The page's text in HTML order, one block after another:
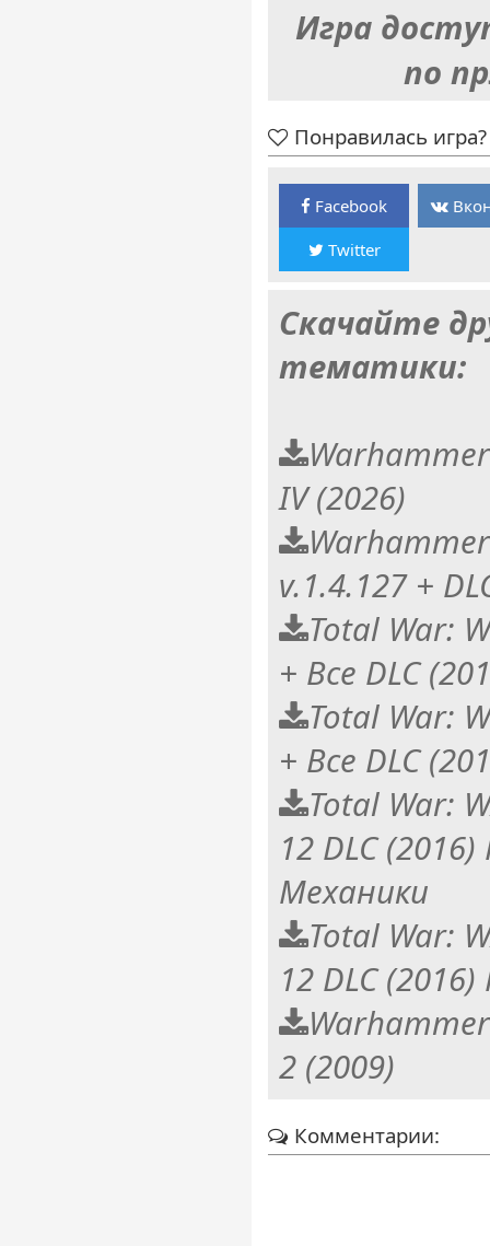
Игра
по
Понравилась
Facebook
Twitter
Скачайте
тематики:
IV (2026)
v.1.4.127 +
Total War:
+ Все DLC
Total War:
+ Все DLC
Total War:
12 DLC
Механики
Total War:
12 DLC
2 (2009)
Комментарии: